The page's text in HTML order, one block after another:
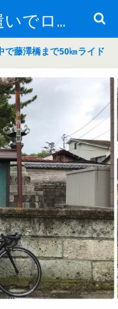
月30,000円のお小遣いでロードバイク
藤澤橋まで50㎞ライド